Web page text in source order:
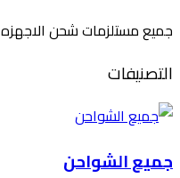
جميع مستلزمات شحن الاجهزه
التصنيفات
جميع الشواحن